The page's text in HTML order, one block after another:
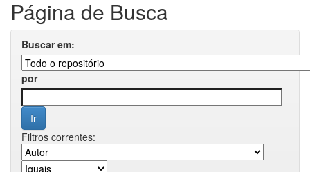
Página de Busca
Buscar em:
por
Filtros correntes: